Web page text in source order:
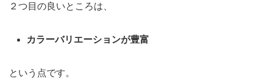
２つ目の良いところは、
カラーバリエーションが豊富
という点です。